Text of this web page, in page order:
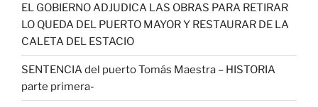
EL GOBIERNO ADJUDICA LAS OBRAS PARA RETIRAR
LO QUEDA DEL PUERTO MAYOR Y RESTAURAR DE LA
CALETA DEL ESTACIO
SENTENCIA del puerto Tomás Maestra – HISTORIA
parte primera-